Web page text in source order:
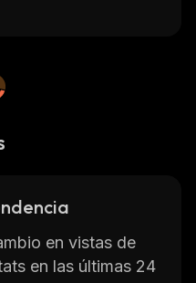
en vistas de
en las últimas 24